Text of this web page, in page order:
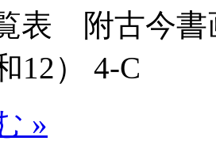
表 附古今書
12） 4-C
»